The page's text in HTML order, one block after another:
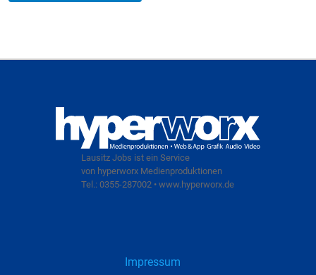
Lausitz Jobs ist ein Service
von hyperworx Medienproduktionen
Tel.: 0355-287002 • www.hyperworx.de
Impressum